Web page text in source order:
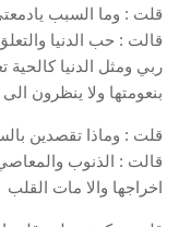
قلت : وما السبب
قالت : حب الدنيا
ربي ومثل الدنيا
بنعومتها ولا ينظرون
قلت : وماذا تقصدين
قالت : الذنوب
اخراجها والا مات القلب